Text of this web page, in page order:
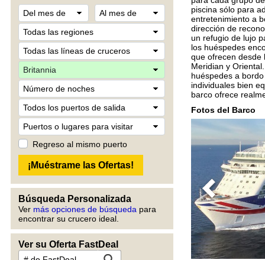
Regreso al mismo puerto
Búsqueda Personalizada
Ver más opciones de búsqueda para
encontrar su crucero ideal.
Ver su Oferta FastDeal
piscina sólo para
entretenimiento a
dirección de
un refugio de lujo
los huéspedes
que ofrecen desde
Meridian y
huéspedes a
individuales bien
barco ofrece
Fotos del Barco
Previous